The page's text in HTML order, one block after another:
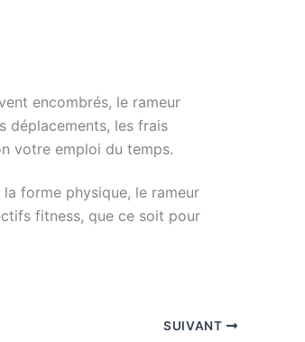
encombrés, le rameur
déplacements, les frais
votre emploi du temps.
forme physique, le rameur
fitness, que ce soit pour
SUIVANT